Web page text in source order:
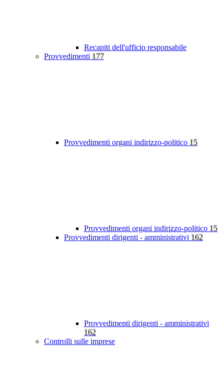
Recapiti dell'ufficio responsabile
Provvedimenti 177
Provvedimenti organi indirizzo-politico 15
Provvedimenti organi indirizzo-politico 15
Provvedimenti dirigenti - amministrativi 162
Provvedimenti dirigenti - amministrativi
162
Controlli sulle imprese